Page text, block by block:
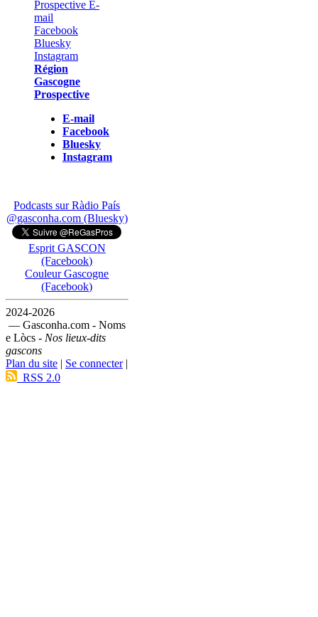
Région
Gascogne
Prospective
E-mail
Facebook
Bluesky
Instagram
Podcasts sur Ràdio País
@gasconha.com (Bluesky)
Esprit GASCON
(Facebook)
Couleur Gascogne
(Facebook)
2024-2026
— Gasconha.com - Noms
e Lòcs - Nos lieux-dits
gascons
Plan du site | Se connecter|
RSS 2.0